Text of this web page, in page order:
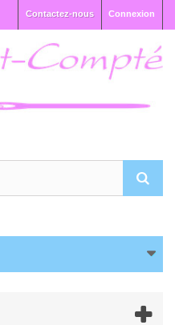
Connexion
Contactez-nous